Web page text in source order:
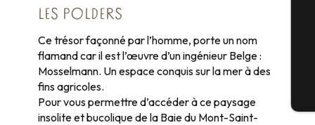
LES POLDERS
Ce trésor façonné par l’homme, porte un nom
flamand car il est l’œuvre d’un ingénieur Belge :
Mosselmann. Un espace conquis sur la mer à des
fins agricoles.
Pour vous permettre d’accéder à ce paysage
insolite et bucolique de la Baie du Mont-Saint-